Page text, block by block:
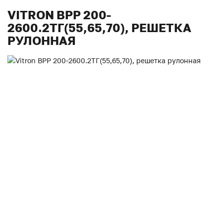
VITRON ВРР 200-
2600.2ТГ(55,65,70), РЕШЕТКА
РУЛОННАЯ